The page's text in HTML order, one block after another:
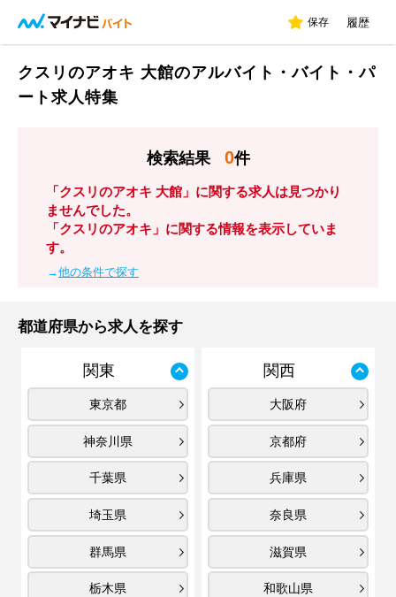
保存 履歴
クスリのアオキ 大館のアルバイト・バイト・パ
ート求人特集
検索結果 0件
「クスリのアオキ 大館」に関する求人は見つかり
ませんでした。
「クスリのアオキ」に関する情報を表示していま
す。
→他の条件で探す
都道府県から求人を探す
関東
東京都
神奈川県
千葉県
埼玉県
群馬県
栃木県
関西
大阪府
京都府
兵庫県
奈良県
滋賀県
和歌山県